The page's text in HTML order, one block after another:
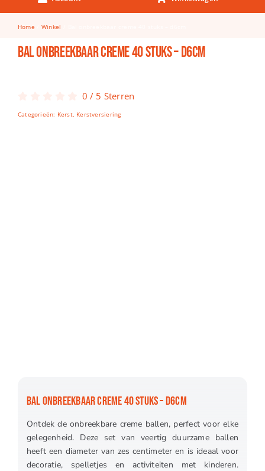
Keuken & Tafelen
Kinderfietsen
Knutselen
Spellen
Home Winkel
Bal onbreekbaar creme 40 stuks – d6cm
0 / 5 Sterren
Categorieën: Kerst, Kerstversiering
BAL ONBREEKBAAR CREME 40 STUKS – D6CM
Ontdek de onbreekbare creme ballen, perfect voor elke
gelegenheid. Deze set van veertig duurzame ballen
heeft een diameter van zes centimeter en is ideaal voor
decoratie, spelletjes en activiteiten met kinderen.